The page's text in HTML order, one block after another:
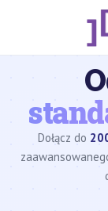
Dołącz do